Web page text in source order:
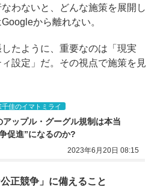
わないと、どんな施策を展開し
から離れない。
たように、重要なのは「現実
設定」だ。その視点で施策を見
千佳のイマトミライ
アップル・グーグル規制は本当
促進”になるのか?
2023年6月20日 08:15
正競争」に備えること